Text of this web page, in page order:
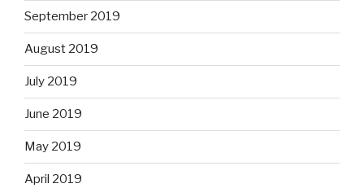
September 2019
August 2019
July 2019
June 2019
May 2019
April 2019